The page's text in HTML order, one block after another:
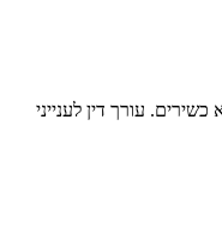
עורך דין לענייני